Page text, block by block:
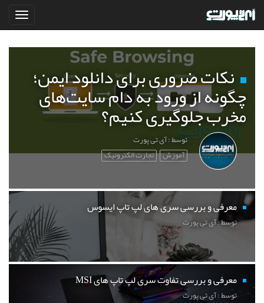
نکات ضروری برای دانلود ایمن؛
چگونه از ورود به دام سایت‌های
مخرب جلوگیری کنیم؟
توسط : آی تی پورت
آموزش تجارت الکترونیک
معرفی و بررسی سری های لپ تاپ ایسوس
توسط : آی تی پورت
معرفی و بررسی تفاوت سری لپ تاپ های MSI
توسط : آی تی پورت